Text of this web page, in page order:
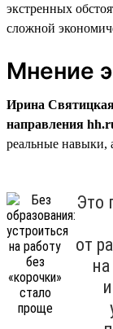
экстренных
сложной
Мнение
Ирина
направления
реальные навыки,
Это
от